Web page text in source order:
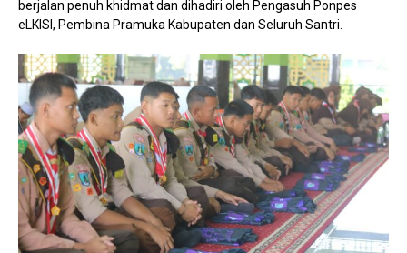
berjalan penuh khidmat dan dihadiri oleh Pengasuh Ponpes
eLKISI, Pembina Pramuka Kabupaten dan Seluruh Santri.